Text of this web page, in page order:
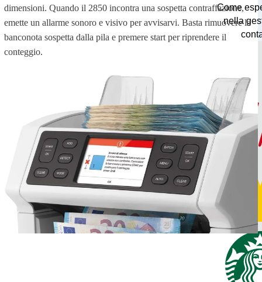
dimensioni. Quando il 2850 incontra una sospetta contraffazione,
emette un allarme sonoro e visivo per avvisarvi. Basta rimuovere la
banconota sospetta dalla pila e premere start per riprendere il
conteggio.
Come
nella